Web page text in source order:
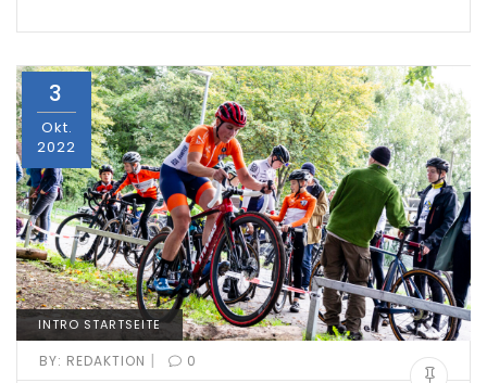
3
Okt.
2022
INTRO STARTSEITE
BY: REDAKTION | 0